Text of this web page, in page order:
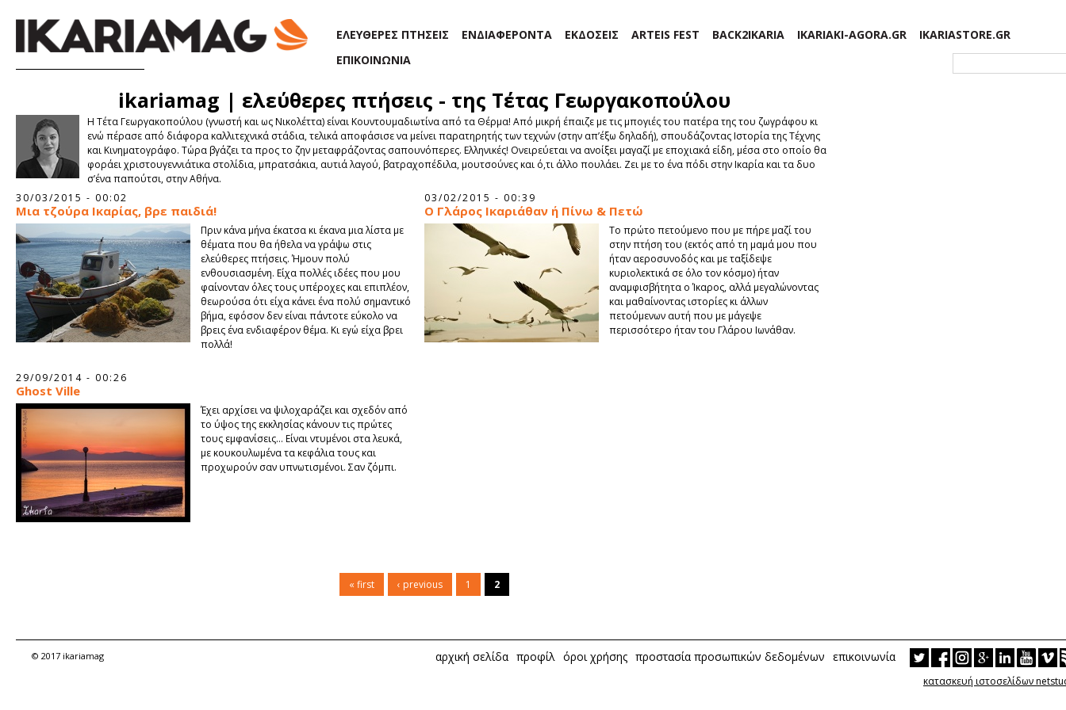
ΕΛΕΥΘΕΡΕΣ ΠΤΗΣΕΙΣ ΕΝΔΙΑΦΕΡΟΝΤΑ ΕΚΔΟΣΕΙΣ ARTEIS FEST BACK2IKARIA IKARIAKI-AGORA.GR
IKARIASTORE.GR
ΕΠΙΚΟΙΝΩΝΙΑ
ikariamag | ελεύθερες πτήσεις - της Τέτας Γεωργακοπούλου
Η Τέτα Γεωργακοπούλου (γνωστή και ως Νικολέττα) είναι Κουντουμαδιωτίνα από τα Θέρμα! Από μικρή έπαιζε με τις μπογιές του πατέρα της του ζωγράφου κι
ενώ πέρασε από διάφορα καλλιτεχνικά στάδια, τελικά αποφάσισε να μείνει παρατηρητής των τεχνών (στην απ’έξω δηλαδή), σπουδάζοντας Ιστορία της Τέχνης
και Κινηματογράφο. Τώρα βγάζει τα προς το ζην μεταφράζοντας σαπουνόπερες. Ελληνικές! Ονειρεύεται να ανοίξει μαγαζί με εποχιακά είδη, μέσα στο οποίο θα
φοράει χριστουγεννιάτικα στολίδια, μπρατσάκια, αυτιά λαγού, βατραχοπέδιλα, μουτσούνες και ό,τι άλλο πουλάει. Ζει με το ένα πόδι στην Ικαρία και τα δυο
σ’ένα παπούτσι, στην Αθήνα.
30/03/2015 - 00:02
Μια τζούρα Ικαρίας, βρε παιδιά!
Πριν κάνα μήνα έκατσα κι έκανα μια λίστα με
θέματα που θα ήθελα να γράψω στις
ελεύθερες πτήσεις. Ήμουν πολύ
ενθουσιασμένη. Είχα πολλές ιδέες που μου
φαίνονταν όλες τους υπέροχες και επιπλέον,
θεωρούσα ότι είχα κάνει ένα πολύ σημαντικό
βήμα, εφόσον δεν είναι πάντοτε εύκολο να
βρεις ένα ενδιαφέρον θέμα. Κι εγώ είχα βρει
πολλά!
03/02/2015 - 00:39
O Γλάρος Ικαριάθαν ή Πίνω & Πετώ
Το πρώτο πετούμενο που με πήρε μαζί του
στην πτήση του (εκτός από τη μαμά μου που
ήταν αεροσυνοδός και με ταξίδεψε
κυριολεκτικά σε όλο τον κόσμο) ήταν
αναμφισβήτητα ο Ίκαρος, αλλά μεγαλώνοντας
και μαθαίνοντας ιστορίες κι άλλων
πετούμενων αυτή που με μάγεψε
περισσότερο ήταν του Γλάρου Ιωνάθαν.
29/09/2014 - 00:26
Ghost Ville
Έχει αρχίσει να ψιλοχαράζει και σχεδόν από
το ύψος της εκκλησίας κάνουν τις πρώτες
τους εμφανίσεις… Είναι ντυμένοι στα λευκά,
με κουκουλωμένα τα κεφάλια τους και
προχωρούν σαν υπνωτισμένοι. Σαν ζόμπι.
« first ‹ previous 1 2
© 2017 ikariamag αρχική σελίδα προφίλ όροι χρήσης προστασία προσωπικών δεδομένων επικοινωνία
κατασκευή ιστοσελίδων